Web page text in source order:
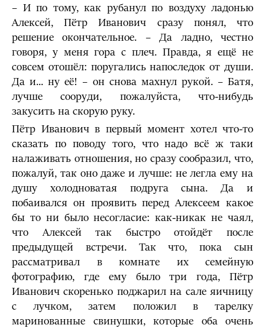
– И по тому, как рубанул по воздуху ладонью
Алексей, Пётр Иванович сразу понял, что
решение окончательное. – Да ладно, честно
говоря, у меня гора с плеч. Правда, я ещё не
совсем отошёл: поругались напоследок от души.
Да и... ну её! – он снова махнул рукой. – Батя,
лучше сооруди, пожалуйста, что-нибудь
закусить на скорую руку.
Пётр Иванович в первый момент хотел что-то
сказать по поводу того, что надо всё ж таки
налаживать отношения, но сразу сообразил, что,
пожалуй, так оно даже и лучше: не легла ему на
душу холодноватая подруга сына. Да и
побаивался он проявить перед Алексеем какое
бы то ни было несогласие: как-никак не чаял,
что Алексей так быстро отойдёт после
предыдущей встречи. Так что, пока сын
рассматривал в комнате их семейную
фотографию, где ему было три года, Пётр
Иванович скоренько поджарил на сале яичницу
с лучком, затем положил в тарелку
маринованные свинушки, которые оба очень